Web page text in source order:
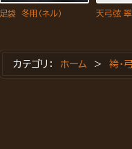
足袋 冬用（ネル） 天弓弦 翠
カテゴリ： ホーム > 袴・